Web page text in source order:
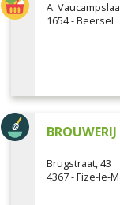
A.
1654 - Beersel
Brugstraat, 43
4367 - Fize-le-